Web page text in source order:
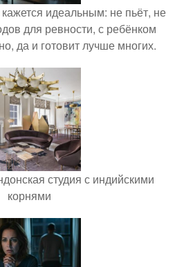
идеальным: не пьёт, не
для ревности, с ребёнком
да и готовит лучше многих.
студия с индийскими
корнями